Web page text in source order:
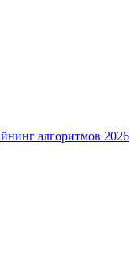
алгоритмов 2026